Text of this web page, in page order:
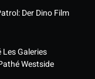
Der Dino Film
Les Galeries
Westside